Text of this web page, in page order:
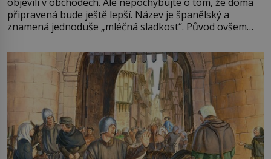
připravená bude ještě lepší. Název je španělský a
znamená jednoduše „mléčná sladkost“. Původ ovšem
pře hned několik latinskoamerických zemí a k tomu
Francie, kde se traduje,